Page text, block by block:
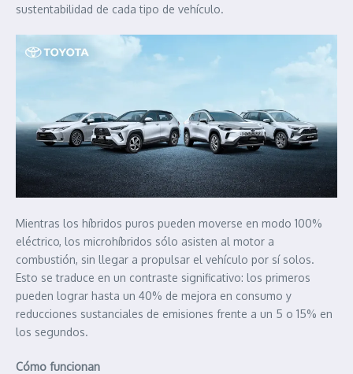
sustentabilidad de cada tipo de vehículo.
Mientras los híbridos puros pueden moverse en modo 100%
eléctrico, los microhíbridos sólo asisten al motor a
combustión, sin llegar a propulsar el vehículo por sí solos.
Esto se traduce en un contraste significativo: los primeros
pueden lograr hasta un 40% de mejora en consumo y
reducciones sustanciales de emisiones frente a un 5 o 15% en
los segundos.
Cómo funcionan